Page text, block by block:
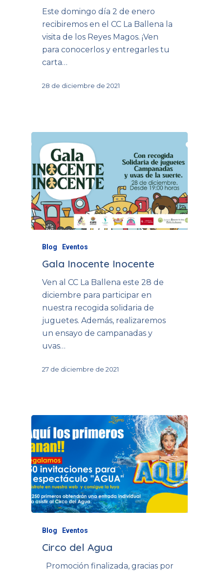
Este domingo día 2 de enero
recibiremos en el CC La Ballena la
visita de los Reyes Magos. ¡Ven
para conocerlos y entregarles tu
carta…
28 de diciembre de 2021
Blog Eventos
Gala Inocente Inocente
Ven al CC La Ballena este 28 de
diciembre para participar en
nuestra recogida solidaria de
juguetes. Además, realizaremos
un ensayo de campanadas y
uvas…
27 de diciembre de 2021
Blog Eventos
Circo del Agua
Promoción finalizada, gracias por